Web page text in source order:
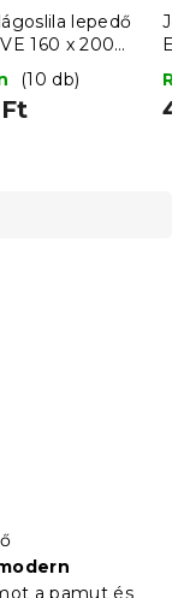
lepedő
160 x 200
(10 db)
4
a pamut és